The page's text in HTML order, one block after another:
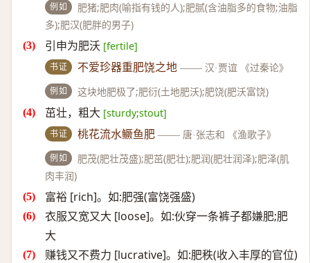
例如
肥猪;肥肉(喻指有钱的人);肥腻(含油脂多的食物;油脂
多);肥汉(肥胖的男子)
引申为肥沃 [fertile]
书证 不爱珍器重肥饶之地 —— 汉·贾谊 《过秦论》
例如 这块地肥极了;肥衍(土地肥沃);肥饶(肥沃富饶)
茁壮，粗大 [sturdy;stout]
书证 桃花流水鳜鱼肥 —— 唐·张志和 《渔歌子》
例如
肥茂(肥壮茂盛);肥茁(肥壮);肥润(肥壮润泽);肥泽(肌
肉丰润)
富裕 [rich]。如:肥强(富饶强盛)
衣服又宽又大 [loose]。如:伙穿一条裤子都嫌肥;肥
大
赚钱又不费力 [lucrative]。如:肥秩(收入丰厚的官位)